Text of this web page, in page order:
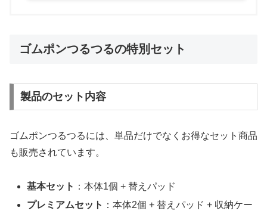
ゴムポンつるつるの特別セット
製品のセット内容
ゴムポンつるつるには、単品だけでなくお得なセット商品
も販売されています。
基本セット ：本体1個 + 替えパッド
プレミアムセット ：本体2個 + 替えパッド + 収納ケー